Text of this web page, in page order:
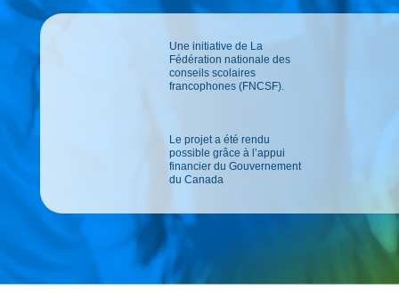
Une initiative de La
Fédération nationale des
conseils scolaires
francophones (FNCSF).
Le projet a été rendu
possible grâce à l’appui
financier du Gouvernement
du Canada